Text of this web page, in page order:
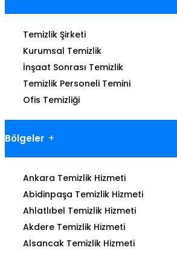
Temizlik Şirketi
Kurumsal Temizlik
İnşaat Sonrası Temizlik
Temizlik Personeli Temini
Ofis Temizliği
Bölgeler
Ankara Temizlik Hizmeti
Abidinpaşa Temizlik Hizmeti
Ahlatlıbel Temizlik Hizmeti
Akdere Temizlik Hizmeti
Alsancak Temizlik Hizmeti